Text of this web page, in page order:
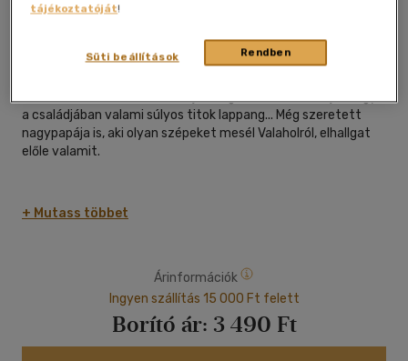
magyar nyelvű|puhatáblás,
ragasztókötött|126 oldal
a családjában valami súlyos titok lappang... Még szeretett
nagypapája is, aki olyan szépeket mesél Valaholról, elhallgat
előle valamit.
helyét. Nem olyan, mint a többiek, vad és dühös. Nem érti,
miért lóg ki mindenhonnan.
+ Mutass többet
Árinformációk
Ingyen szállítás 15 000 Ft felett
Borító ár: 3 490 Ft
tájékoztatóját!
Rendben
Süti beállítások